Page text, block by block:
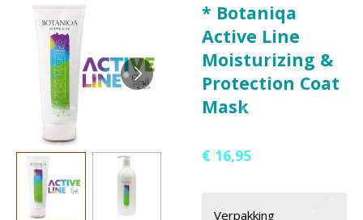
* Botaniqa
Active Line
Moisturizing &
Protection Coat
Mask
€ 16,95
Verpakking